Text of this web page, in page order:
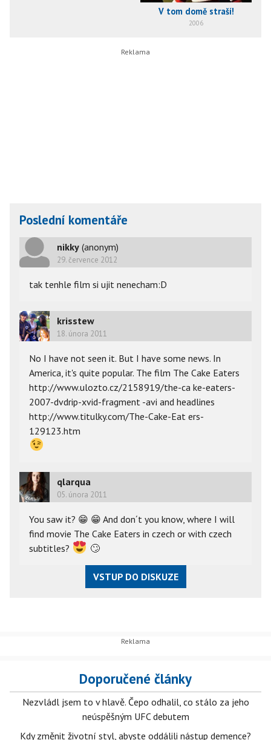
V tom domě straší!
2006
Poslední komentáře
nikky (anonym)
29. července 2012
tak tenhle film si ujit nenecham:D
krisstew
18. února 2011
No I have not seen it. But I have some news. In
America, it's quite popular. The film The Cake Eaters
http://www.ulozto.cz/2158919/the-ca ke-eaters-
2007-dvdrip-xvid-fragment -avi and headlines
http://www.titulky.com/The-Cake-Eat ers-
129123.htm
qlarqua
05. února 2011
You saw it? 😁 😁 And don´t you know, where I will
find movie The Cake Eaters in czech or with czech
subtitles?
🙄
VSTUP DO DISKUZE
Doporučené články
Nezvládl jsem to v hlavě. Čepo odhalil, co stálo za jeho
neúspěšným UFC debutem
Kdy změnit životní styl, abyste oddálili nástup demence?